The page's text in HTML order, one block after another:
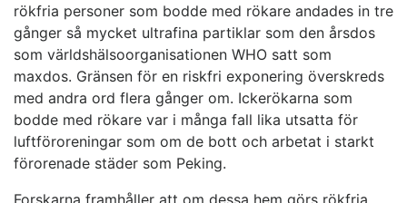
rökfria personer som bodde med rökare andades in tre
gånger så mycket ultrafina partiklar som den årsdos
som världshälsoorganisationen WHO satt som
maxdos. Gränsen för en riskfri exponering överskreds
med andra ord flera gånger om. Ickerökarna som
bodde med rökare var i många fall lika utsatta för
luftföroreningar som om de bott och arbetat i starkt
förorenade städer som Peking.